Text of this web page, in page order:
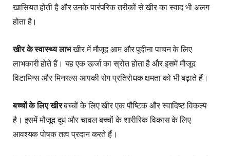
खासियत होती है और उनके पारंपरिक तरीकों से खीर का स्वाद भी अलग
होता है।
खीर के स्वास्थ्य लाभखीर में मौजूद आम और पूदीना पाचन के लिए
लाभकारी होते हैं। यह एक ऊर्जा का स्रोत होता है और इसमें मौजूद
विटामिन्स और मिनरल्स आपकी रोग प्रतिरोधक क्षमता को भी बढ़ाते हैं।
बच्चों के लिए खीरबच्चों के लिए खीर एक पौष्टिक और स्वादिष्ट विकल्प
है। इसमें मौजूद दूध और चावल बच्चों के शारीरिक विकास के लिए
आवश्यक पोषक तत्व प्रदान करते हैं।